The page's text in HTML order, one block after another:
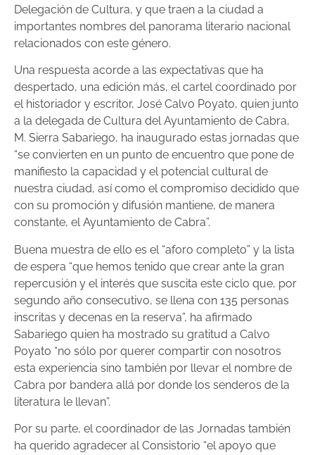
Delegación de Cultura, y que traen a la ciudad a
importantes nombres del panorama literario nacional
relacionados con este género.
Una respuesta acorde a las expectativas que ha
despertado, una edición más, el cartel coordinado por
el historiador y escritor, José Calvo Poyato, quien junto
a la delegada de Cultura del Ayuntamiento de Cabra,
M. Sierra Sabariego, ha inaugurado estas jornadas que
“se convierten en un punto de encuentro que pone de
manifiesto la capacidad y el potencial cultural de
nuestra ciudad, así como el compromiso decidido que
con su promoción y difusión mantiene, de manera
constante, el Ayuntamiento de Cabra”.
Buena muestra de ello es el “aforo completo” y la lista
de espera “que hemos tenido que crear ante la gran
repercusión y el interés que suscita este ciclo que, por
segundo año consecutivo, se llena con 135 personas
inscritas y decenas en la reserva”, ha afirmado
Sabariego quien ha mostrado su gratitud a Calvo
Poyato “no sólo por querer compartir con nosotros
esta experiencia sino también por llevar el nombre de
Cabra por bandera allá por donde los senderos de la
literatura le llevan”.
Por su parte, el coordinador de las Jornadas también
ha querido agradecer al Consistorio “el apoyo que